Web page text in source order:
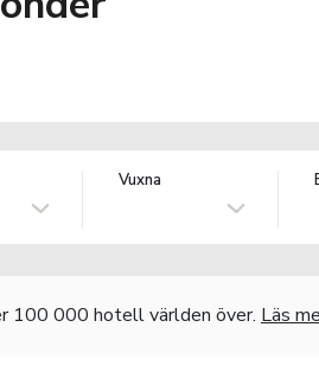
Vuxna
100 000 hotell världen över. Läs